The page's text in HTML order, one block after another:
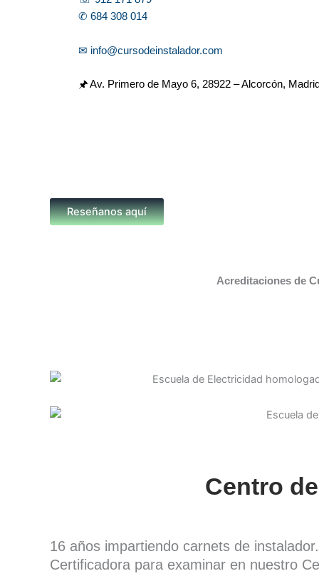
✆ 684 308 014
✉ info@cursodeinstalador.com
🖈 Av. Primero de Mayo 6, 28922 – Alcorcón,
Reseñanos aquí
Acreditaciones de
Centro
16 años impartiendo carnets de
Certificadora para examinar en nuestro